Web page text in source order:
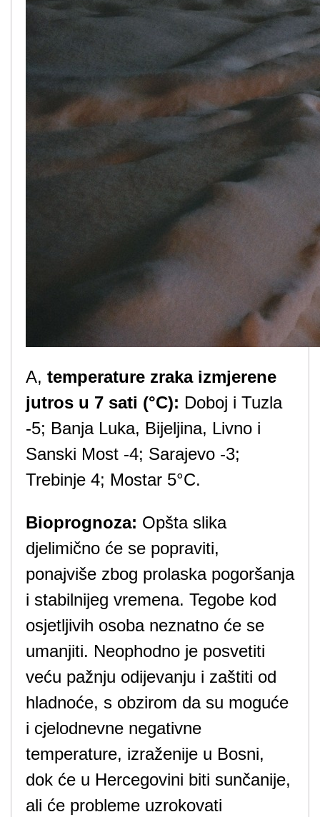
A, temperature zraka izmjerene
jutros u 7 sati (°C): Doboj i Tuzla
-5; Banja Luka, Bijeljina, Livno i
Sanski Most -4; Sarajevo -3;
Trebinje 4; Mostar 5°C.
Bioprognoza: Opšta slika
djelimično će se popraviti,
ponajviše zbog prolaska pogoršanja
i stabilnijeg vremena. Tegobe kod
osjetljivih osoba neznatno će se
umanjiti. Neophodno je posvetiti
veću pažnju odijevanju i zaštiti od
hladnoće, s obzirom da su moguće
i cjelodnevne negativne
temperature, izraženije u Bosni,
dok će u Hercegovini biti sunčanije,
ali će probleme uzrokovati